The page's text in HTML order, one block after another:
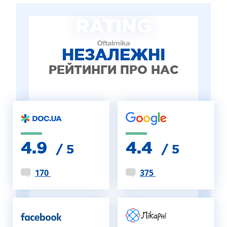
ДИТЯЧА ОФТАЛЬМОЛОГІЯ
ЛІКУВАННЯ ЗАХВОРЮВАНЬ СІТКІВКИ
ЕСТЕТИЧНА ХІРУРГІЯ
НЕЗАЛЕЖНІ
РЕЙТИНГИ ПРО НАС
4.9 / 5
170
4.4 / 5
375